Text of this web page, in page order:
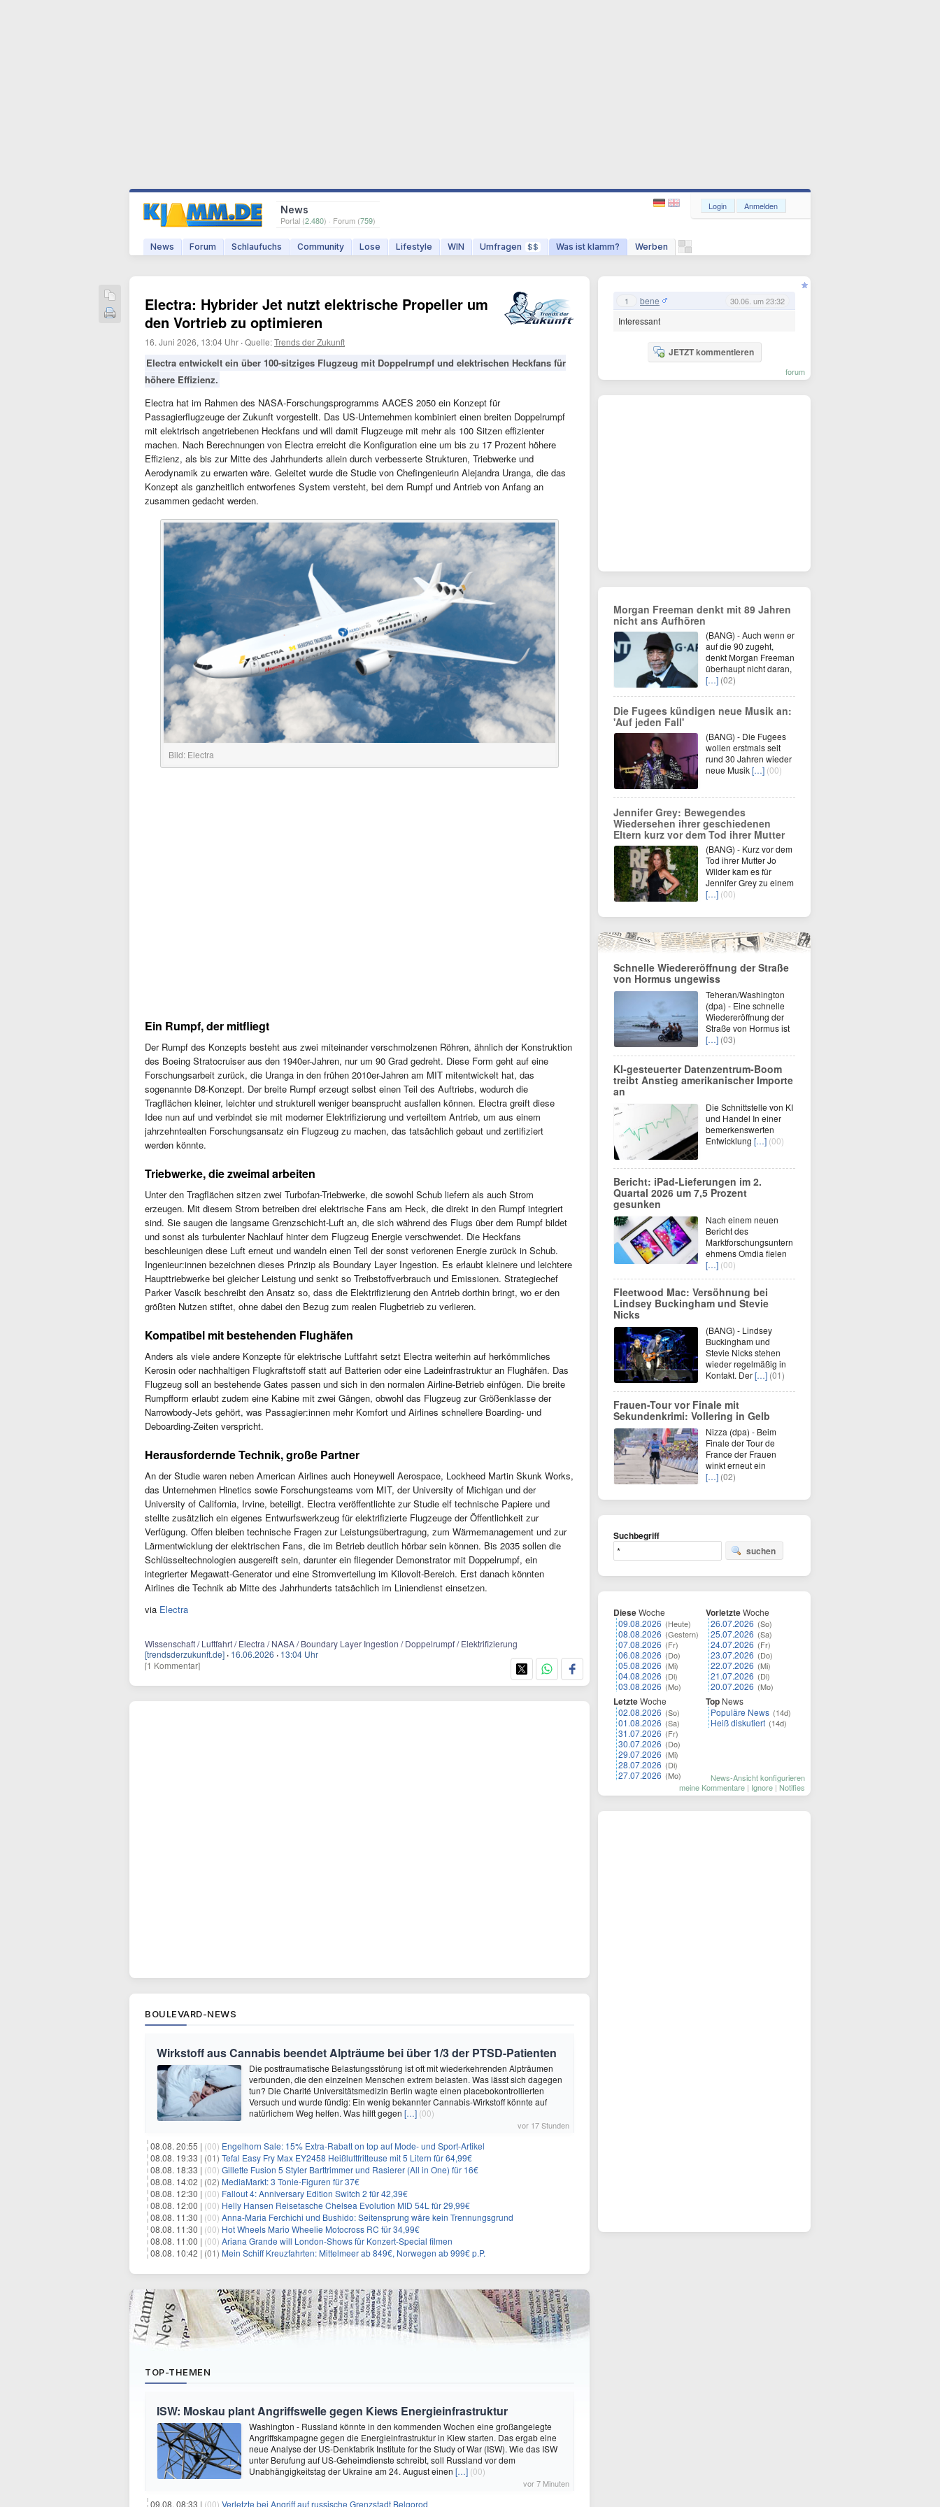
News
Portal (2.480) · Forum (759)
News Forum Schlaufuchs Community Lose Lifestyle WIN Umfragen $$ Was ist klamm? Werben
Login Anmelden
Electra: Hybrider Jet nutzt elektrische Propeller um
den Vortrieb zu optimieren
16. Juni 2026, 13:04 Uhr ·Quelle:Trends der Zukunft
Electra entwickelt ein über 100-sitziges Flugzeug mit Doppelrumpf und elektrischen Heckfans für
höhere Effizienz.
Electra hat im Rahmen des NASA-Forschungsprogramms AACES 2050 ein Konzept für
Passagierflugzeuge der Zukunft vorgestellt. Das US-Unternehmen kombiniert einen breiten Doppelrumpf
mit elektrisch angetriebenen Heckfans und will damit Flugzeuge mit mehr als 100 Sitzen effizienter
machen. Nach Berechnungen von Electra erreicht die Konfiguration eine um bis zu 17 Prozent höhere
Effizienz, als bis zur Mitte des Jahrhunderts allein durch verbesserte Strukturen, Triebwerke und
Aerodynamik zu erwarten wäre. Geleitet wurde die Studie von Chefingenieurin Alejandra Uranga, die das
Konzept als ganzheitlich entworfenes System versteht, bei dem Rumpf und Antrieb von Anfang an
zusammen gedacht werden.
Bild: Electra
Ein Rumpf, der mitfliegt
Der Rumpf des Konzepts besteht aus zwei miteinander verschmolzenen Röhren, ähnlich der Konstruktion
des Boeing Stratocruiser aus den 1940er-Jahren, nur um 90 Grad gedreht. Diese Form geht auf eine
Forschungsarbeit zurück, die Uranga in den frühen 2010er-Jahren am MIT mitentwickelt hat, das
sogenannte D8-Konzept. Der breite Rumpf erzeugt selbst einen Teil des Auftriebs, wodurch die
Tragflächen kleiner, leichter und strukturell weniger beansprucht ausfallen können. Electra greift diese
Idee nun auf und verbindet sie mit moderner Elektrifizierung und verteiltem Antrieb, um aus einem
jahrzehntealten Forschungsansatz ein Flugzeug zu machen, das tatsächlich gebaut und zertifiziert
werden könnte.
Triebwerke, die zweimal arbeiten
Unter den Tragflächen sitzen zwei Turbofan-Triebwerke, die sowohl Schub liefern als auch Strom
erzeugen. Mit diesem Strom betreiben drei elektrische Fans am Heck, die direkt in den Rumpf integriert
sind. Sie saugen die langsame Grenzschicht-Luft an, die sich während des Flugs über dem Rumpf bildet
und sonst als turbulenter Nachlauf hinter dem Flugzeug Energie verschwendet. Die Heckfans
beschleunigen diese Luft erneut und wandeln einen Teil der sonst verlorenen Energie zurück in Schub.
Ingenieur:innen bezeichnen dieses Prinzip als Boundary Layer Ingestion. Es erlaubt kleinere und leichtere
Haupttriebwerke bei gleicher Leistung und senkt so Treibstoffverbrauch und Emissionen. Strategiechef
Parker Vascik beschreibt den Ansatz so, dass die Elektrifizierung den Antrieb dorthin bringt, wo er den
größten Nutzen stiftet, ohne dabei den Bezug zum realen Flugbetrieb zu verlieren.
Kompatibel mit bestehenden Flughäfen
Anders als viele andere Konzepte für elektrische Luftfahrt setzt Electra weiterhin auf herkömmliches
Kerosin oder nachhaltigen Flugkraftstoff statt auf Batterien oder eine Ladeinfrastruktur an Flughäfen. Das
Flugzeug soll an bestehende Gates passen und sich in den normalen Airline-Betrieb einfügen. Die breite
Rumpfform erlaubt zudem eine Kabine mit zwei Gängen, obwohl das Flugzeug zur Größenklasse der
Narrowbody-Jets gehört, was Passagier:innen mehr Komfort und Airlines schnellere Boarding- und
Deboarding-Zeiten verspricht.
Herausfordernde Technik, große Partner
An der Studie waren neben American Airlines auch Honeywell Aerospace, Lockheed Martin Skunk Works,
das Unternehmen Hinetics sowie Forschungsteams vom MIT, der University of Michigan und der
University of California, Irvine, beteiligt. Electra veröffentlichte zur Studie elf technische Papiere und
stellte zusätzlich ein eigenes Entwurfswerkzeug für elektrifizierte Flugzeuge der Öffentlichkeit zur
Verfügung. Offen bleiben technische Fragen zur Leistungsübertragung, zum Wärmemanagement und zur
Lärmentwicklung der elektrischen Fans, die im Betrieb deutlich hörbar sein können. Bis 2035 sollen die
Schlüsseltechnologien ausgereift sein, darunter ein fliegender Demonstrator mit Doppelrumpf, ein
integrierter Megawatt-Generator und eine Stromverteilung im Kilovolt-Bereich. Erst danach könnten
Airlines die Technik ab Mitte des Jahrhunderts tatsächlich im Liniendienst einsetzen.
via Electra
Wissenschaft / Luftfahrt / Electra / NASA / Boundary Layer Ingestion / Doppelrumpf / Elektrifizierung
[trendsderzukunft.de] · 16.06.2026 · 13:04 Uhr
[1 Kommentar]
BOULEVARD-NEWS
Wirkstoff aus Cannabis beendet Alpträume bei über 1/3 der PTSD-Patienten
Die posttraumatische Belastungsstörung ist oft mit wiederkehrenden Alpträumen
verbunden, die den einzelnen Menschen extrem belasten. Was lässt sich dagegen
tun? Die Charité Universitätsmedizin Berlin wagte einen placebokontrollierten
Versuch und wurde fündig: Ein wenig bekannter Cannabis-Wirkstoff könnte auf
natürlichem Weg helfen. Was hilft gegen […] (00)
vor 17 Stunden
08.08. 20:55 | (00) Engelhorn Sale: 15% Extra-Rabatt on top auf Mode- und Sport-Artikel
08.08. 19:33 | (01) Tefal Easy Fry Max EY2458 Heißluftfritteuse mit 5 Litern für 64,99€
08.08. 18:33 | (00) Gillette Fusion 5 Styler Barttrimmer und Rasierer (All in One) für 16€
08.08. 14:02 | (02) MediaMarkt: 3 Tonie-Figuren für 37€
08.08. 12:30 | (00) Fallout 4: Anniversary Edition Switch 2 für 42,39€
08.08. 12:00 | (00) Helly Hansen Reisetasche Chelsea Evolution MID 54L für 29,99€
08.08. 11:30 | (00) Anna-Maria Ferchichi und Bushido: Seitensprung wäre kein Trennungsgrund
08.08. 11:30 | (00) Hot Wheels Mario Wheelie Motocross RC für 34,99€
08.08. 11:00 | (00) Ariana Grande will London-Shows für Konzert-Special filmen
08.08. 10:42 | (01) Mein Schiff Kreuzfahrten: Mittelmeer ab 849€, Norwegen ab 999€ p.P.
TOP-THEMEN
ISW: Moskau plant Angriffswelle gegen Kiews Energieinfrastruktur
Washington - Russland könnte in den kommenden Wochen eine großangelegte
Angriffskampagne gegen die Energieinfrastruktur in Kiew starten. Das ergab eine
neue Analyse der US-Denkfabrik Institute for the Study of War (ISW). Wie das ISW
unter Berufung auf US-Geheimdienste schreibt, soll Russland vor dem
Unabhängigkeitstag der Ukraine am 24. August einen […] (00)
vor 7 Minuten
09.08. 08:33 | (00) Verletzte bei Angriff auf russische Grenzstadt Belgorod
1 bene 30.06. um 23:32
Interessant
JETZT kommentieren
forum
Morgan Freeman denkt mit 89 Jahren
nicht ans Aufhören
(BANG) - Auch wenn er
auf die 90 zugeht,
denkt Morgan Freeman
überhaupt nicht daran,
[…] (02)
Die Fugees kündigen neue Musik an:
'Auf jeden Fall'
(BANG) - Die Fugees
wollen erstmals seit
rund 30 Jahren wieder
neue Musik[…] (00)
Jennifer Grey: Bewegendes
Wiedersehen ihrer geschiedenen
Eltern kurz vor dem Tod ihrer Mutter
(BANG) - Kurz vor dem
Tod ihrer Mutter Jo
Wilder kam es für
Jennifer Grey zu einem
[…] (00)
Schnelle Wiedereröffnung der Straße
von Hormus ungewiss
Teheran/Washington
(dpa) - Eine schnelle
Wiedereröffnung der
Straße von Hormus ist
[…] (03)
KI-gesteuerter Datenzentrum-Boom
treibt Anstieg amerikanischer Importe
an
Die Schnittstelle von KI
und Handel In einer
bemerkenswerten
Entwicklung […] (00)
Bericht: iPad-Lieferungen im 2.
Quartal 2026 um 7,5 Prozent
gesunken
Nach einem neuen
Bericht des
Marktforschungsuntern
ehmens Omdia fielen
[…] (00)
Fleetwood Mac: Versöhnung bei
Lindsey Buckingham und Stevie
Nicks
(BANG) - Lindsey
Buckingham und
Stevie Nicks stehen
wieder regelmäßig in
Kontakt. Der[…] (01)
Frauen-Tour vor Finale mit
Sekundenkrimi: Vollering in Gelb
Nizza (dpa) - Beim
Finale der Tour de
France der Frauen
winkt erneut ein
[…] (02)
Suchbegriff
suchen
DieseWoche
09.08.2026 (Heute)
08.08.2026 (Gestern)
07.08.2026 (Fr)
06.08.2026 (Do)
05.08.2026 (Mi)
04.08.2026 (Di)
03.08.2026 (Mo)
LetzteWoche
02.08.2026 (So)
01.08.2026 (Sa)
31.07.2026 (Fr)
30.07.2026 (Do)
29.07.2026 (Mi)
28.07.2026 (Di)
27.07.2026 (Mo)
VorletzteWoche
26.07.2026 (So)
25.07.2026 (Sa)
24.07.2026 (Fr)
23.07.2026 (Do)
22.07.2026 (Mi)
21.07.2026 (Di)
20.07.2026 (Mo)
Top News
Populäre News (14d)
Heiß diskutiert (14d)
News-Ansicht konfigurieren
meine Kommentare | Ignore | Notifies